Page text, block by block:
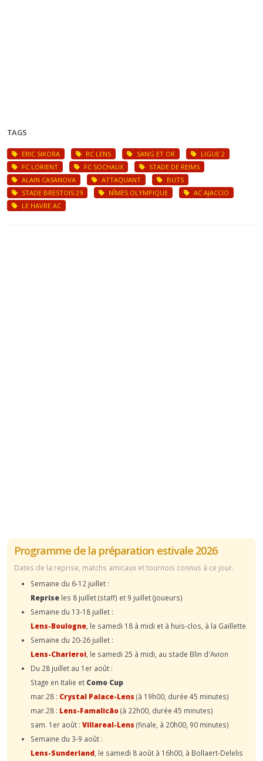
TAGS
ERIC SIKORA RC LENS SANG ET OR
LIGUE 2
FC LORIENT
FC SOCHAUX
STADE DE REIMS
ALAIN CASANOVA
ATTAQUANT
BUTS
STADE BRESTOIS 29
NÎMES OLYMPIQUE
AC AJACCIO
LE HAVRE AC
Programme de la préparation estivale 2026
Dates de la reprise, matchs amicaux et tournois connus à ce jour.
Semaine du 6-12 juillet :
Reprise les 8 juillet (staff) et 9 juillet (joueurs)
Semaine du 13-18 juillet :
Lens-Boulogne , le samedi 18 à midi et à huis-clos, à la Gaillette
Semaine du 20-26 juillet :
Lens-Charleroi , le samedi 25 à midi, au stade Blin d'Avion
Du 28 juillet au 1er août :
Stage en Italie et Como Cup
mar.28 : Crystal Palace-Lens (à 19h00, durée 45 minutes)
mar.28 : Lens-Famalicão(à 22h00, durée 45 minutes)
sam. 1er août : Villareal-Lens (finale, à 20h00, 90 minutes)
Semaine du 3-9 août :
Lens-Sunderland , le samedi 8 août à 16h00, à Bollaert-Delelis